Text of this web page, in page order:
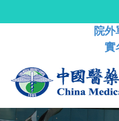
院外
實